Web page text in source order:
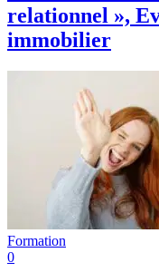
relationnel »,
immobilier
Formation
0